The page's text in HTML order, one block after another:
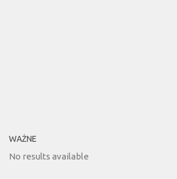
WAŻNE
No results available